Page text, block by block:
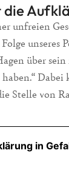
die
unfreien
unseres
über sein
Stelle von